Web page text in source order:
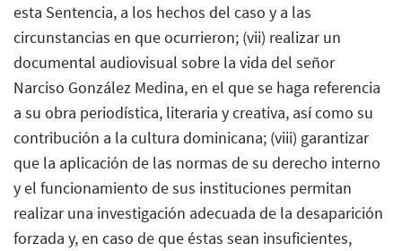
esta Sentencia, a los hechos del caso y a las
circunstancias en que ocurrieron; (vii) realizar un
documental audiovisual sobre la vida del señor
Narciso González Medina, en el que se haga referencia
a su obra periodística, literaria y creativa, así como su
contribución a la cultura dominicana; (viii) garantizar
que la aplicación de las normas de su derecho interno
y el funcionamiento de sus instituciones permitan
realizar una investigación adecuada de la desaparición
forzada y, en caso de que éstas sean insuficientes,